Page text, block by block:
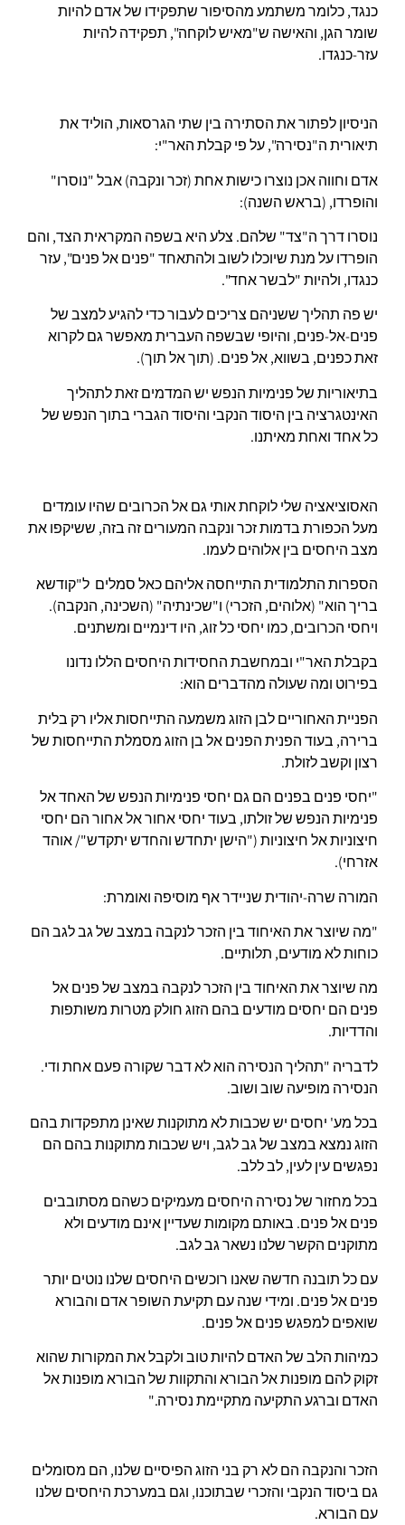
כנגד, כלומר משתמע מהסיפור שתפקידו של אדם להיות
שומר הגן, והאישה ש"מאיש לוקחה", תפקידה להיות
עזר-כנגדו.
הניסיון לפתור את הסתירה בין שתי הגרסאות, הוליד את
תיאורית ה"נסירה", על פי קבלת האר"י:
אדם וחווה אכן נוצרו כישות אחת (זכר ונקבה) אבל "נוסרו"
והופרדו, (בראש השנה):
נוסרו דרך ה"צד" שלהם. צלע היא בשפה המקראית הצד, והם
הופרדו על מנת שיוכלו לשוב ולהתאחד "פנים אל פנים", עזר
כנגדו, ולהיות "לבשר אחד".
יש פה תהליך ששניהם צריכים לעבור כדי להגיע למצב של
פנים-אל-פנים, והיופי שבשפה העברית מאפשר גם לקרוא
זאת כפנים, בשווא, אל פנים. (תוך אל תוך).
בתיאוריות של פנימיות הנפש יש המדמים זאת לתהליך
האינטגרציה בין היסוד הנקבי והיסוד הגברי בתוך הנפש של
כל אחד ואחת מאיתנו.
האסוציאציה שלי לוקחת אותי גם אל הכרובים שהיו עומדים
מעל הכפורת בדמות זכר ונקבה המעורים זה בזה, ששיקפו את
מצב היחסים בין אלוהים לעמו.
הספרות התלמודית התייחסה אליהם כאל סמלים ל"קודשא
בריך הוא" (אלוהים, הזכרי) ו"שכינתיה" (השכינה, הנקבה).
ויחסי הכרובים, כמו יחסי כל זוג, היו דינמיים ומשתנים.
בקבלת האר"י ובמחשבת החסידות היחסים הללו נדונו
בפירוט ומה שעולה מהדברים הוא:
הפניית האחוריים לבן הזוג משמעה התייחסות אליו רק בלית
ברירה, בעוד הפנית הפנים אל בן הזוג מסמלת התייחסות של
רצון וקשב לזולת.
"יחסי פנים בפנים הם גם יחסי פנימיות הנפש של האחד אל
פנימיות הנפש של זולתו, בעוד יחסי אחור אל אחור הם יחסי
חיצוניות אל חיצוניות ("הישן יתחדש והחדש יתקדש"/ אוהד
אזרחי).
המורה שרה-יהודית שניידר אף מוסיפה ואומרת:
"מה שיוצר את האיחוד בין הזכר לנקבה במצב של גב לגב הם
כוחות לא מודעים, תלותיים.
מה שיוצר את האיחוד בין הזכר לנקבה במצב של פנים אל
פנים הם יחסים מודעים בהם הזוג חולק מטרות משותפות
והדדיות.
לדבריה "תהליך הנסירה הוא לא דבר שקורה פעם אחת ודי.
הנסירה מופיעה שוב ושוב.
בכל מע' יחסים יש שכבות לא מתוקנות שאינן מתפקדות בהם
הזוג נמצא במצב של גב לגב, ויש שכבות מתוקנות בהם הם
נפגשים עין לעין, לב ללב.
בכל מחזור של נסירה היחסים מעמיקים כשהם מסתובבים
פנים אל פנים. באותם מקומות שעדיין אינם מודעים ולא
מתוקנים הקשר שלנו נשאר גב לגב.
עם כל תובנה חדשה שאנו רוכשים היחסים שלנו נוטים יותר
פנים אל פנים. ומידי שנה עם תקיעת השופר אדם והבורא
שואפים למפגש פנים אל פנים.
כמיהות הלב של האדם להיות טוב ולקבל את המקורות שהוא
זקוק להם מופנות אל הבורא והתקוות של הבורא מופנות אל
האדם וברגע התקיעה מתקיימת נסירה."
הזכר והנקבה הם לא רק בני הזוג הפיסיים שלנו, הם מסומלים
גם ביסוד הנקבי והזכרי שבתוכנו, וגם במערכת היחסים שלנו
עם הבורא.